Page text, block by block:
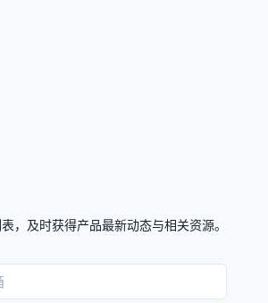
，及时获得产品最新动态与相关资源。